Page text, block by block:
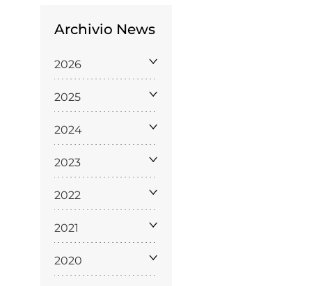
Archivio News
2026
2025
2024
2023
2022
2021
2020